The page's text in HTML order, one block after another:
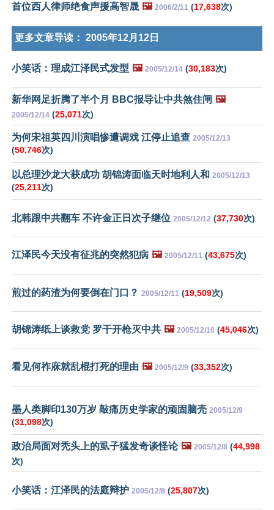
首位西人律师绝食声援高智晟 🖼️ 2006/2/11 (17,638次)
更多文章导读： 2005年12月12日
小笑话：理成江泽民式发型 🖼️ 2005/12/14 (30,183次)
新华网足折腾了半个月 BBC报导让中共煞住闸 🖼️
2005/12/14 (25,071次)
为何宋祖英四川演唱惨遭调戏 江停止追查 2005/12/13
(50,746次)
以总理沙龙大获成功 胡锦涛面临天时地利人和 2005/12/13
(25,211次)
北韩跟中共翻车 不许金正日次子继位 2005/12/12 (37,730次)
江泽民今天没有征兆的突然犯病 🖼️ 2005/12/11 (43,675次)
煎过的药渣为何要倒在门口？ 2005/12/11 (19,509次)
胡锦涛纸上谈救党 罗干开枪灭中共 🖼️ 2005/12/10 (45,046次)
看见何祚庥就乱棍打死的理由 🖼️ 2005/12/9 (33,352次)
墨人类脚印130万岁 敲痛历史学家的顽固脑壳 2005/12/9
(31,098次)
政治局面对秃头上的虱子猛发奇谈怪论 🖼️ 2005/12/8 (44,998
次)
小笑话：江泽民的法庭辩护 2005/12/8 (25,807次)